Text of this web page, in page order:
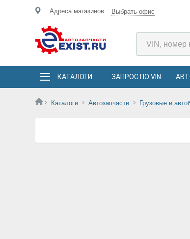
Адреса магазинов Выбрать офис
КАТАЛОГИ ЗАПРОС ПО VIN
Каталоги Автозапчасти Грузовые и